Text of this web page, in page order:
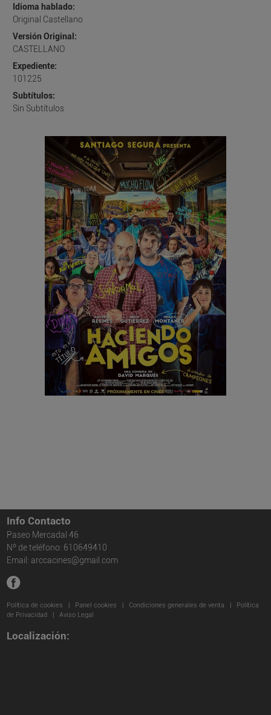
Idioma hablado:
Original Castellano
Versión Original:
CASTELLANO
Expediente:
101225
Subtítulos:
Sin Subtítulos
Info Contacto
Paseo Mercadal 46
Nº de teléfono: 610649410
Email: arccacines@gmail.com
Política de cookies Panel cookies Condiciones generales de venta
Política
de Privacidad
Aviso Legal
Localización: